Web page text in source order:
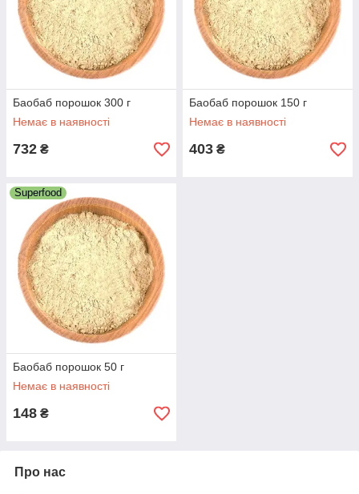
Баобаб порошок 300 г
Немає в наявності
732 ₴
Баобаб порошок 150 г
Немає в наявності
403 ₴
Superfood
Баобаб порошок 50 г
Немає в наявності
148 ₴
Про нас